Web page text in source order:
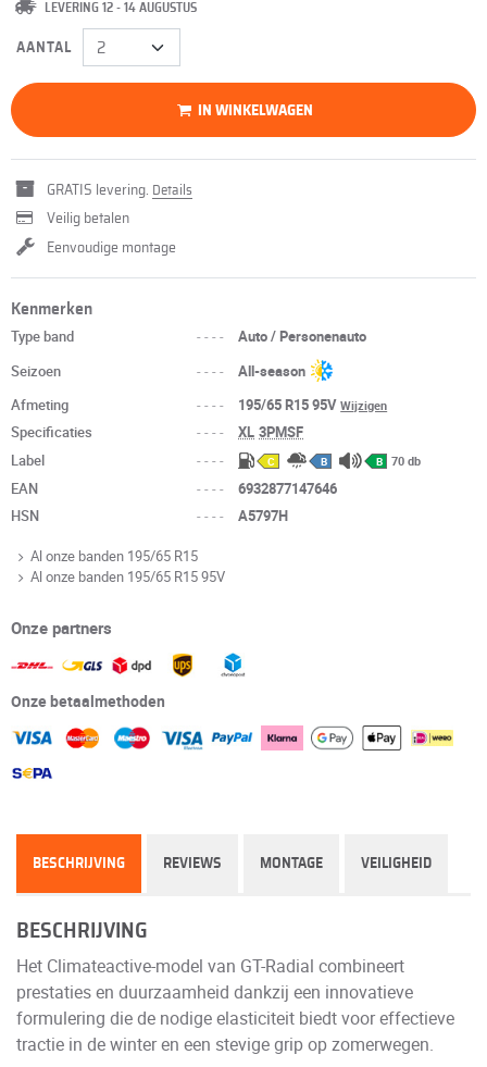
LEVERING 12 - 14 AUGUSTUS
AANTAL
IN WINKELWAGEN
GRATIS levering. Details
Veilig betalen
Eenvoudige montage
Kenmerken
Type band ----
Auto / Personenauto
Seizoen
----
All-season
Afmeting
---- 195/65 R15 95VWijzigen
Specificaties ---- XL 3PMSF
Label
---- C B B 70 db
EAN ----
6932877147646
HSN
---- A5797H
Al onze banden 195/65 R15
Al onze banden 195/65 R15 95V
Onze partners
Onze betaalmethoden
BESCHRIJVING REVIEWS MONTAGE VEILIGHEID
BESCHRIJVING
Het Climateactive-model van GT-Radial combineert
prestaties en duurzaamheid dankzij een innovatieve
formulering die de nodige elasticiteit biedt voor effectieve
tractie in de winter en een stevige grip op zomerwegen.